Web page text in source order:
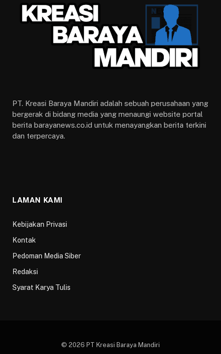
PT. Kreasi Baraya Mandiri adalah sebuah perusahaan yang
bergerak di bidang media yang menaungi website portal
berita barayanews.co.id untuk menayangkan berita terkini
dan terpercaya.
LAMAN KAMI
Kebijakan Privasi
Kontak
Pedoman Media Siber
Redaksi
Syarat Karya Tulis
© 2026 PT Kreasi Baraya Mandiri